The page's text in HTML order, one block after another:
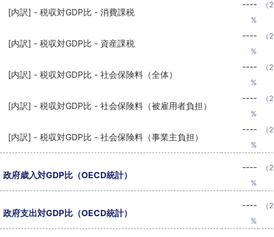
[内訳] - 税収対GDP比 - 消費課税
----
%
[内訳] - 税収対GDP比 - 資産課税
----
%
[内訳] - 税収対GDP比 - 社会保険料（全体）
----
%
[内訳] - 税収対GDP比 - 社会保険料（被雇用者負担）
----
%
[内訳] - 税収対GDP比 - 社会保険料（事業主負担）
----
%
政府歳入対GDP比（OECD統計）
----
%
政府支出対GDP比（OECD統計）
----
%